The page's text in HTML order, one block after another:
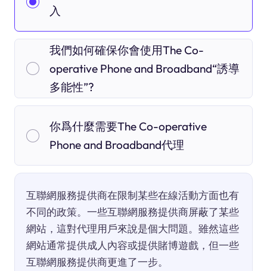
入
我們如何確保你會使用The Co-
operative Phone and Broadband“誘導
多能性”?
你爲什麼需要The Co-operative
Phone and Broadband代理
互聯網服務提供商在限制某些在線活動方面也有
不同的政策。一些互聯網服務提供商屏蔽了某些
網站，這對代理用戶來說是個大問題。雖然這些
網站通常提供成人內容或提供賭博遊戲，但一些
互聯網服務提供商更進了一步。